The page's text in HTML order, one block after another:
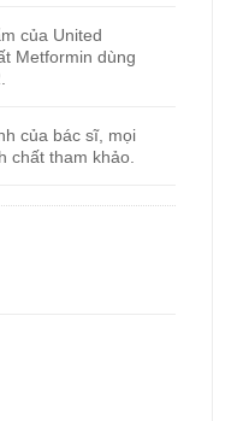
của United
Metformin dùng
của bác sĩ, mọi
chất tham khảo.